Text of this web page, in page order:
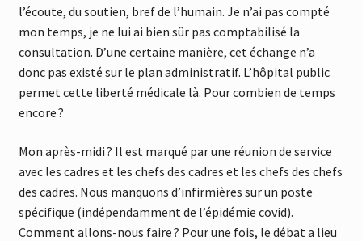
l’écoute, du soutien, bref de l’humain. Je n’ai pas compté
mon temps, je ne lui ai bien sûr pas comptabilisé la
consultation. D’une certaine manière, cet échange n’a
donc pas existé sur le plan administratif. L’hôpital public
permet cette liberté médicale là. Pour combien de temps
encore ?
Mon après-midi ? Il est marqué par une réunion de service
avec les cadres et les chefs des cadres et les chefs des chefs
des cadres. Nous manquons d’infirmières sur un poste
spécifique (indépendamment de l’épidémie covid).
Comment allons-nous faire ? Pour une fois, le débat a lieu